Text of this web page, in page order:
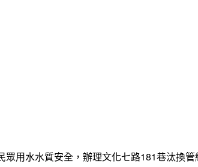
用水水質安全，辦理文化七路181巷汰換